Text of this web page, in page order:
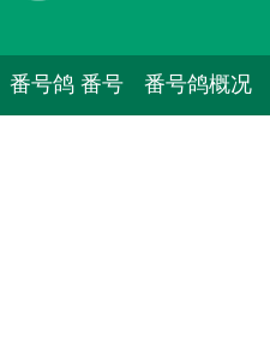
番号鸽 番号 番号鸽概况